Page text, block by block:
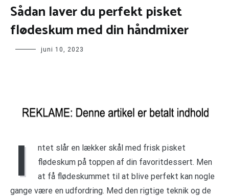
Sådan laver du perfekt pisket
flødeskum med din håndmixer
juni 10, 2023
I
ntet slår en lækker skål med frisk pisket
flødeskum på toppen af din favoritdessert. Men
at få flødeskummet til at blive perfekt kan nogle
gange være en udfordring. Med den rigtige teknik og de